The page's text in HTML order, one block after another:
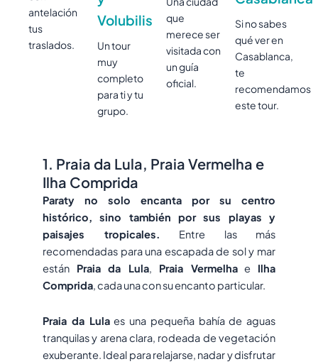
antelación
tus
traslados.
Volubilis
Un tour
muy
completo
para ti y tu
grupo.
que
merece ser
visitada con
un guía
oficial.
Si no sabes
qué ver en
Casablanca,
te
recomendamos
este tour.
1. Praia da Lula, Praia Vermelha e
Ilha Comprida
Paraty no solo encanta por su centro
histórico, sino también por sus playas y
paisajes tropicales. Entre las más
recomendadas para una escapada de sol y mar
están Praia da Lula, Praia Vermelhae Ilha
Comprida, cada una con su encanto particular.
Praia da Lulaes una pequeña bahía de aguas
tranquilas y arena clara, rodeada de vegetación
exuberante. Ideal para relajarse, nadar y disfrutar